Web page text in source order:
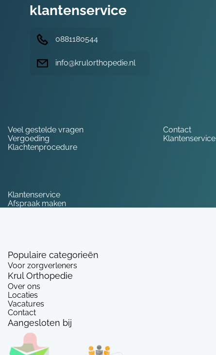
klantenservice
0881180544
info@krulorthopedie.nl
Veel gestelde vragen
Contact
Vergoeding
Klantenservice
Klachtenprocedure
Klantenservice
Afspraak maken
Populaire categorieën
Voor zorgverleners
Krul Orthopedie
Over ons
Locaties
Vacatures
Contact
Aangesloten bij